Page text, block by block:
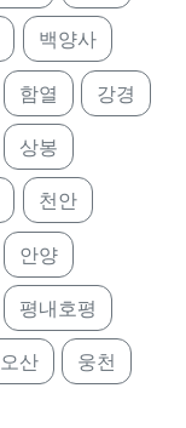
백양사
함열 강경
상봉
천안
안양
평내호평
오산 웅천